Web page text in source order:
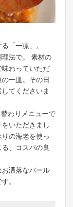
「一凛」。
理法で。 素材の
わっていただ
一皿。その日
てくださいま
わりメニューで
いただきまし
の海老を使っ
、コスパの良
洒落なバール
。